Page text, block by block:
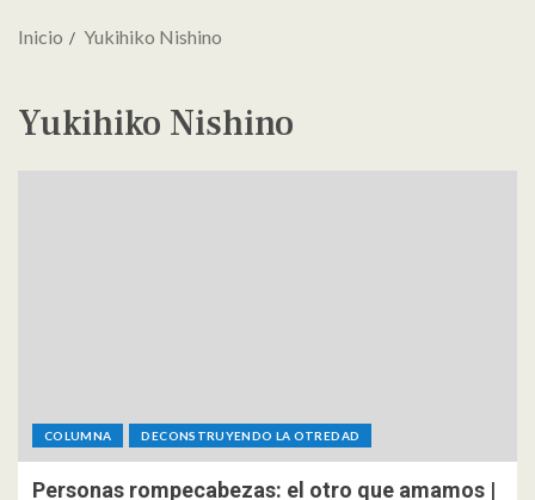
Inicio Yukihiko Nishino
Yukihiko Nishino
COLUMNA DECONSTRUYENDO LA OTREDAD
Personas rompecabezas: el otro que amamos |